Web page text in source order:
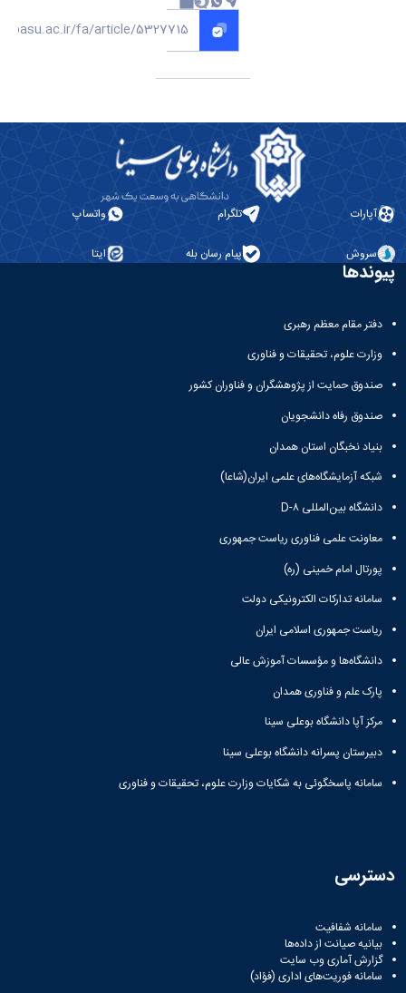
آپارات تلگرام واتساپ
سروش پیام رسان بله ایتا
پیوندها
دفتر مقام معظم رهبری
وزارت علوم، تحقیقات و فناوری
صندوق حمایت از پژوهشگران و فناوران کشور
صندوق رفاه دانشجویان
بنیاد نخبگان استان همدان
شبکه آزمایشگاه‌های علمی ایران(شاعا)
دانشگاه بین‌المللی D-۸
معاونت علمی فناوری ریاست جمهوری
پورتال امام خمینی (ره)
سامانه تدارکات الکترونیکی دولت
ریاست جمهوری اسلامی ایران
دانشگاه‌ها و مؤسسات آموزش عالی
پارک علم و فناوری همدان
مرکز آپا دانشگاه بوعلی سینا
دبیرستان پسرانه دانشگاه بوعلی سینا
سامانه پاسخگوئی به شکایات وزارت علوم، تحقیقات و فناوری
دسترسی
سامانه شفافیت
بیانیه صیانت از داده‌ها
گزارش آماری وب‌ سایت
سامانه فوریت‌های اداری (فؤاد)